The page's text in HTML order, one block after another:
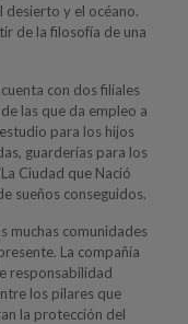
desierto y el océano.
de la filosofía de una
con dos filiales
las que da empleo a
para los hijos
guarderías para los
Ciudad que Nació
sueños conseguidos.
muchas comunidades
La compañía
responsabilidad
los pilares que
la protección del